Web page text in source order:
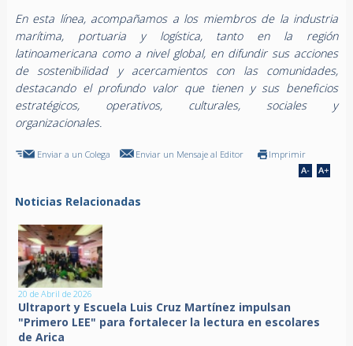
En esta línea, acompañamos a los miembros de la industria
marítima, portuaria y logística, tanto en la región
latinoamericana como a nivel global, en difundir sus acciones
de sostenibilidad y acercamientos con las comunidades,
destacando el profundo valor que tienen y sus beneficios
estratégicos, operativos, culturales, sociales y
organizacionales.
Enviar a un Colega Enviar un Mensaje al Editor Imprimir
Noticias Relacionadas
20 de Abril de 2026
Ultraport y Escuela Luis Cruz Martínez impulsan
"Primero LEE" para fortalecer la lectura en escolares
de Arica